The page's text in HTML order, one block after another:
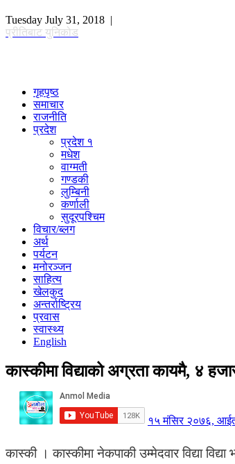
Tuesday July 31, 2018 |
प्रीतिबाट युनिकोड
गृहपृष्ठ
समाचार
राजनीति
प्रदेश
प्रदेश १
मधेश
वाग्मती
गण्डकी
लुम्बिनी
कर्णाली
सुदूरपश्चिम
विचार/ब्लग
अर्थ
पर्यटन
मनोरञ्जन
साहित्य
खेलकुद
अन्तर्राष्ट्रिय
प्रवास
स्वास्थ्य
English
कास्कीमा विद्याको अग्रता कायमै, ४
१५ मंसिर २०७६,
कास्की । कास्कीमा नेकपाकी उम्मेदवार विद्या